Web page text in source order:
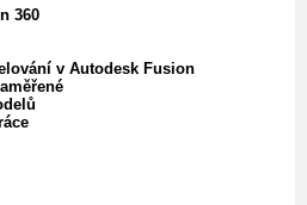
360
v Autodesk Fusion